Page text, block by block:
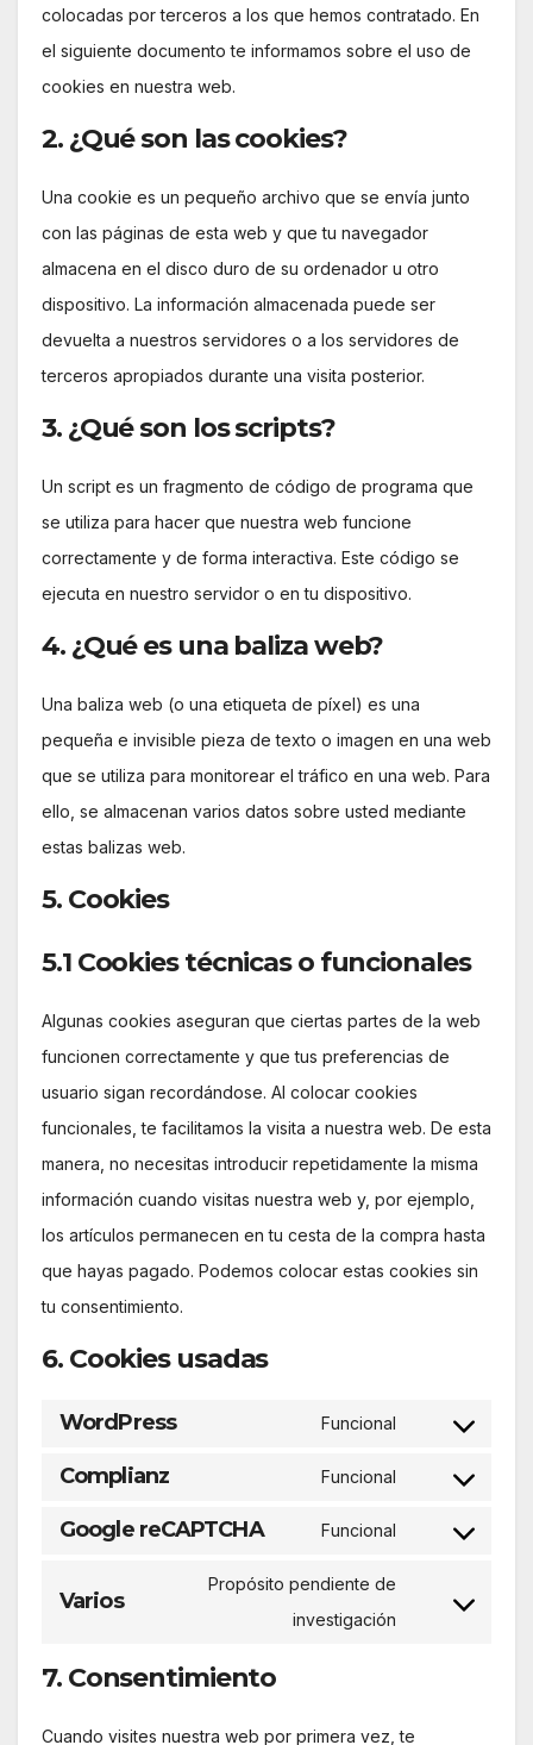
colocadas por terceros a los que hemos contratado. En
el siguiente documento te informamos sobre el uso de
cookies en nuestra web.
2. ¿Qué son las cookies?
Una cookie es un pequeño archivo que se envía junto
con las páginas de esta web y que tu navegador
almacena en el disco duro de su ordenador u otro
dispositivo. La información almacenada puede ser
devuelta a nuestros servidores o a los servidores de
terceros apropiados durante una visita posterior.
3. ¿Qué son los scripts?
Un script es un fragmento de código de programa que
se utiliza para hacer que nuestra web funcione
correctamente y de forma interactiva. Este código se
ejecuta en nuestro servidor o en tu dispositivo.
4. ¿Qué es una baliza web?
Una baliza web (o una etiqueta de píxel) es una
pequeña e invisible pieza de texto o imagen en una web
que se utiliza para monitorear el tráfico en una web. Para
ello, se almacenan varios datos sobre usted mediante
estas balizas web.
5. Cookies
5.1 Cookies técnicas o funcionales
Algunas cookies aseguran que ciertas partes de la web
funcionen correctamente y que tus preferencias de
usuario sigan recordándose. Al colocar cookies
funcionales, te facilitamos la visita a nuestra web. De esta
manera, no necesitas introducir repetidamente la misma
información cuando visitas nuestra web y, por ejemplo,
los artículos permanecen en tu cesta de la compra hasta
que hayas pagado. Podemos colocar estas cookies sin
tu consentimiento.
6. Cookies usadas
WordPress Funcional
Consent
wordpress
Complianz Funcional
Consent
complianz
Google reCAPTCHA Funcional
Consent
service
Varios
Propósito pendiente de
investigación
Consent
7. Consentimiento
Cuando visites nuestra web por primera vez, te